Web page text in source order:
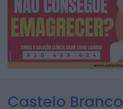
Castelo Branco